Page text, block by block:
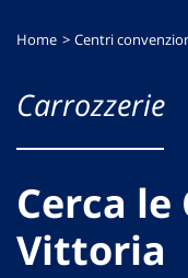
Home Centri
Carrozzerie
Cerca
Vittoria